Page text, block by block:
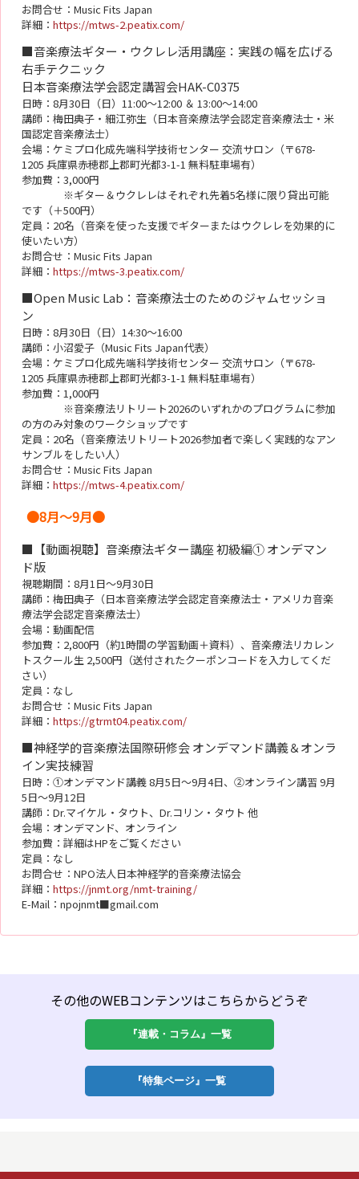
お問合せ：Music Fits Japan
詳細： https://mtws-2.peatix.com/
■音楽療法ギター・ウクレレ活用講座：実践の幅を広げる
右手テクニック
日本音楽療法学会認定講習会HAK-C0375
日時：8月30日（日）11:00～12:00 ＆ 13:00～14:00
講師：梅田典子・細江弥生（日本音楽療法学会認定音楽療法士・米
国認定音楽療法士）
会場：ケミプロ化成先端科学技術センター 交流サロン（〒678-
1205 兵庫県赤穂郡上郡町光都3-1-1 無料駐車場有）
参加費：3,000円
※ギター＆ウクレレはそれぞれ先着5名様に限り貸出可能
です（＋500円）
定員：20名（音楽を使った支援でギターまたはウクレレを効果的に
使いたい方）
お問合せ：Music Fits Japan
詳細： https://mtws-3.peatix.com/
■Open Music Lab：音楽療法士のためのジャムセッショ
ン
日時：8月30日（日）14:30～16:00
講師：小沼愛子（Music Fits Japan代表）
会場：ケミプロ化成先端科学技術センター 交流サロン（〒678-
1205 兵庫県赤穂郡上郡町光都3-1-1 無料駐車場有）
参加費：1,000円
※音楽療法リトリート2026のいずれかのプログラムに参加
の方のみ対象のワークショップです
定員：20名（音楽療法リトリート2026参加者で楽しく実践的なアン
サンブルをしたい人）
お問合せ：Music Fits Japan
詳細： https://mtws-4.peatix.com/
●8月～9月●
■【動画視聴】音楽療法ギター講座 初級編① オンデマン
ド版
視聴期間：8月1日～9月30日
講師：梅田典子（日本音楽療法学会認定音楽療法士・アメリカ音楽
療法学会認定音楽療法士）
会場：動画配信
参加費：2,800円（約1時間の学習動画＋資料）、音楽療法リカレン
トスクール生 2,500円（送付されたクーポンコードを入力してくだ
さい）
定員：なし
お問合せ：Music Fits Japan
詳細： https://gtrmt04.peatix.com/
■神経学的音楽療法国際研修会 オンデマンド講義＆オンラ
イン実技練習
日時：①オンデマンド講義 8月5日～9月4日、②オンライン講習 9月
5日～9月12日
講師：Dr.マイケル・タウト、Dr.コリン・タウト 他
会場：オンデマンド、オンライン
参加費：詳細はHPをご覧ください
定員：なし
お問合せ：NPO法人日本神経学的音楽療法協会
詳細： https://jnmt.org/nmt-training/
E-Mail：npojnmt■gmail.com
その他のWEBコンテンツはこちらからどうぞ
『連載・コラム』一覧
『特集ページ』一覧